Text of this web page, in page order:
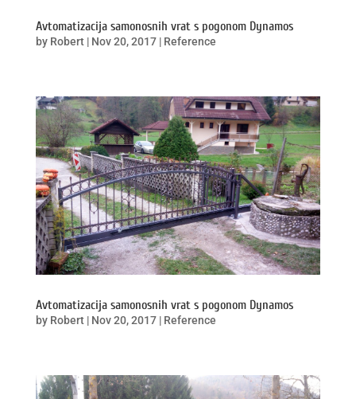
Avtomatizacija samonosnih vrat s pogonom Dynamos
by Robert| Nov 20, 2017| Reference
Avtomatizacija samonosnih vrat s pogonom Dynamos
by Robert| Nov 20, 2017| Reference